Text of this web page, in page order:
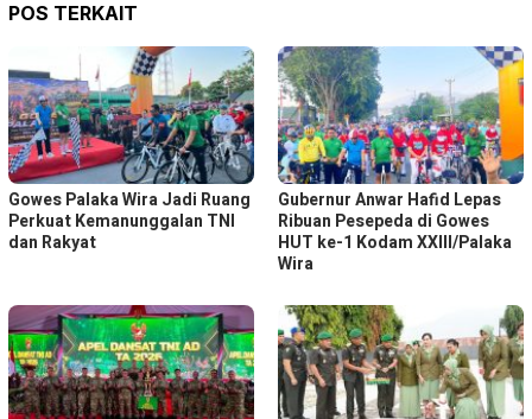
POS TERKAIT
Gowes Palaka Wira Jadi Ruang
Perkuat Kemanunggalan TNI
dan Rakyat
Gubernur Anwar Hafid Lepas
Ribuan Pesepeda di Gowes
HUT ke-1 Kodam XXIII/Palaka
Wira